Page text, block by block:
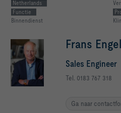
Netherlands
Functie
Binnendienst
Frans
Sales Engineer
Tel. 0183 767 318
Ga naar